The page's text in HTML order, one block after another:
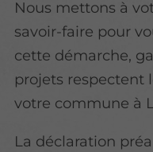
Nous mettons à
savoir-faire pour
cette démarche,
projets respectent
votre commune à
La déclaration